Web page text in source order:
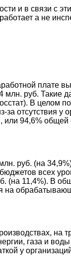
и в связи с
а не
плате
млн. руб. Такие
В целом
отсутствия у
или 94,6%
руб. (на
всех
(на 11,4%). В
на
на
газа и
у